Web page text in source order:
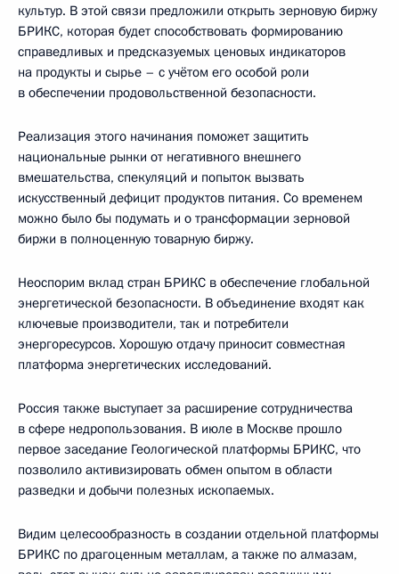
культур. В этой связи предложили открыть зерновую биржу
БРИКС, которая будет способствовать формированию
справедливых и предсказуемых ценовых индикаторов
на продукты и сырье – с учётом его особой роли
в обеспечении продовольственной безопасности.
Реализация этого начинания поможет защитить
национальные рынки от негативного внешнего
вмешательства, спекуляций и попыток вызвать
искусственный дефицит продуктов питания. Со временем
можно было бы подумать и о трансформации зерновой
биржи в полноценную товарную биржу.
Неоспорим вклад стран БРИКС в обеспечение глобальной
энергетической безопасности. В объединение входят как
ключевые производители, так и потребители
энергоресурсов. Хорошую отдачу приносит совместная
платформа энергетических исследований.
Россия также выступает за расширение сотрудничества
в сфере недропользования. В июле в Москве прошло
первое заседание Геологической платформы БРИКС, что
позволило активизировать обмен опытом в области
разведки и добычи полезных ископаемых.
Видим целесообразность в создании отдельной платформы
БРИКС по драгоценным металлам, а также по алмазам,